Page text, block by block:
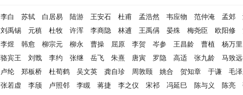
李白 苏轼 白居易 陆游 王安石 杜甫 孟浩然 韦应物 范仲淹 孟郊
刘禹锡
元稹 杜牧 许浑 李商隐 林逋 王禹偁 晏殊 梅尧臣 欧阳修
李煜
韩愈 柳宗元 柳永 曹操 屈原 李贺 岑参 王昌龄 曹植 杨万里
骆宾王
刘戬 李约 张继 岳飞 朱熹 唐寅 罗隐 高适 张九龄 马致远
卢纶
郑板桥 杜荀鹤 吴文英 龚自珍 周敦颐 姚合 贺知章 于谦 毛
张若虚
李颀 卢照邻 李瞡 蒋捷 李之仪 宋祁 冯延巳 陈与义 陈亮